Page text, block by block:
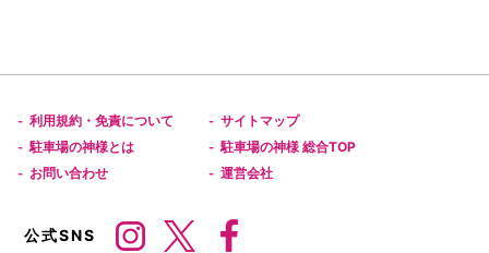
- 利用規約・免責について - サイトマップ
- 駐車場の神様とは - 駐車場の神様 総合TOP
- お問い合わせ - 運営会社
公式SNS